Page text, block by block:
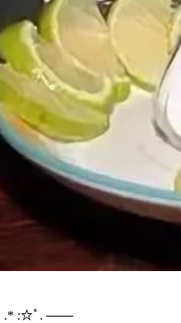
.* :☆ﾟ. ───